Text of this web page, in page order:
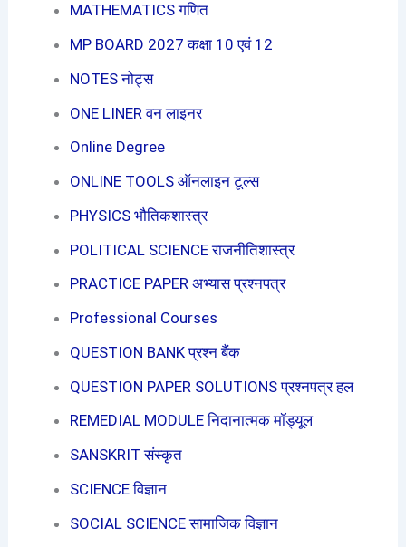
MATHEMATICS गणित
MP BOARD 2027 कक्षा 10 एवं 12
NOTES नोट्स
ONE LINER वन लाइनर
Online Degree
ONLINE TOOLS ऑनलाइन टूल्स
PHYSICS भौतिकशास्त्र
POLITICAL SCIENCE राजनीतिशास्त्र
PRACTICE PAPER अभ्यास प्रश्नपत्र
Professional Courses
QUESTION BANK प्रश्न बैंक
QUESTION PAPER SOLUTIONS प्रश्नपत्र हल
REMEDIAL MODULE निदानात्मक मॉड्यूल
SANSKRIT संस्कृत
SCIENCE विज्ञान
SOCIAL SCIENCE सामाजिक विज्ञान